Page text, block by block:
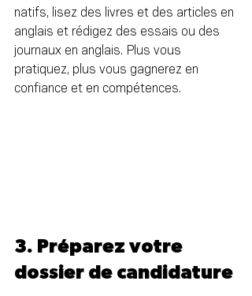
natifs, lisez des livres et des articles en
anglais et rédigez des essais ou des
journaux en anglais. Plus vous
pratiquez, plus vous gagnerez en
confiance et en compétences.
3. Préparez votre
dossier de candidature